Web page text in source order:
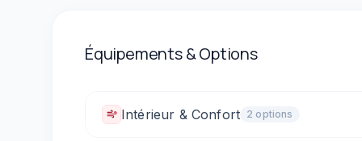
Équipements & Options
Intérieur & Confort 2 options